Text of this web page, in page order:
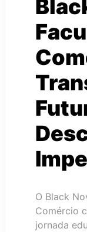
O Black
Comércio
jornada